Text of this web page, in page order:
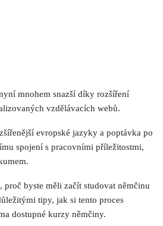
mnohem snazší díky rozšíření
vzdělávacích webů.
evropské jazyky a poptávka po
spojení s pracovními příležitostmi,
byste měli začít studovat němčinu
tipy, jak si tento proces
dostupné kurzy němčiny.